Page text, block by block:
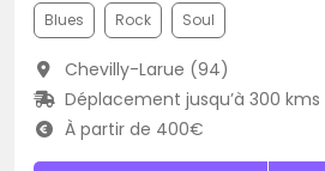
Blues Rock Soul
Chevilly-Larue (94)
Déplacement jusqu’à 300 kms
À partir de 400€